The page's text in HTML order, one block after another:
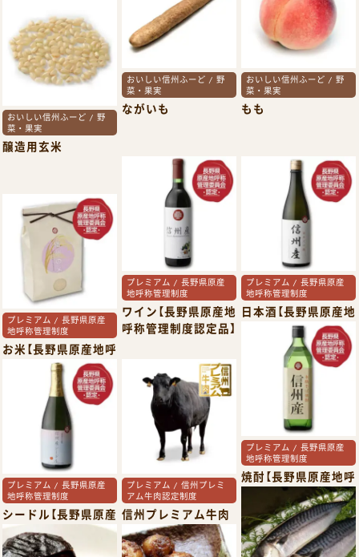
おいしい信州ふーど / 野
菜・果実
ながいも
おいしい信州ふーど / 野
菜・果実
もも
おいしい信州ふーど / 野
菜・果実
醸造用玄米
プレミアム / 長野県原産
地呼称管理制度
ワイン【長野県原産地
呼称管理制度認定品】
プレミアム / 長野県原産
地呼称管理制度
日本酒【長野県原産地
呼称管理制度認定品】
プレミアム / 長野県原産
地呼称管理制度
お米【長野県原産地呼
称管理制度認定品】
プレミアム / 長野県原産
地呼称管理制度
焼酎【長野県原産地呼
称管理制度認定品】
プレミアム / 長野県原産
地呼称管理制度
シードル【長野県原産
地呼称管理制度認定
品】
プレミアム / 信州プレミ
アム牛肉認定制度
信州プレミアム牛肉